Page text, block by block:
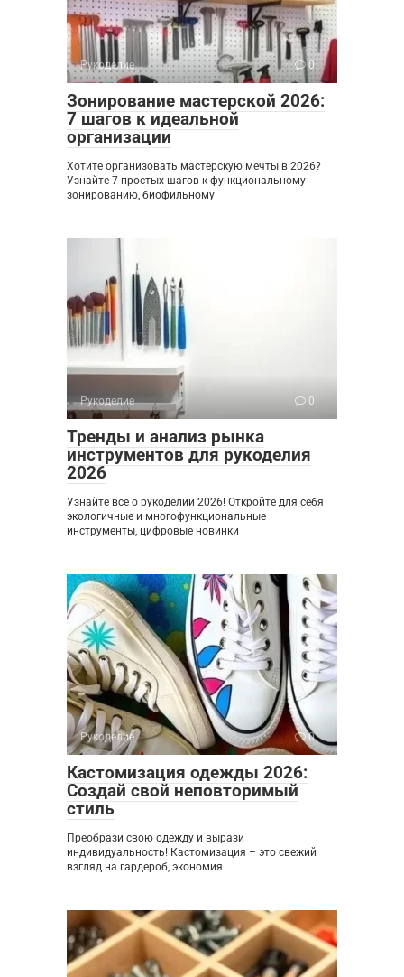
Рукоделие 0
Зонирование мастерской 2026:
7 шагов к идеальной
организации
Хотите организовать мастерскую мечты в 2026?
Узнайте 7 простых шагов к функциональному
зонированию, биофильному
Рукоделие 0
Тренды и анализ рынка
инструментов для рукоделия
2026
Узнайте все о рукоделии 2026! Откройте для себя
экологичные и многофункциональные
инструменты, цифровые новинки
Рукоделие 0
Кастомизация одежды 2026:
Создай свой неповторимый
стиль
Преобрази свою одежду и вырази
индивидуальность! Кастомизация – это свежий
взгляд на гардероб, экономия